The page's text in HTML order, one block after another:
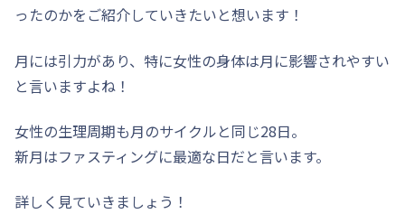
ったのかをご紹介していきたいと想います！
月には引力があり、特に女性の身体は月に影響されやすい
と言いますよね！
女性の生理周期も月のサイクルと同じ28日。
新月はファスティングに最適な日だと言います。
詳しく見ていきましょう！